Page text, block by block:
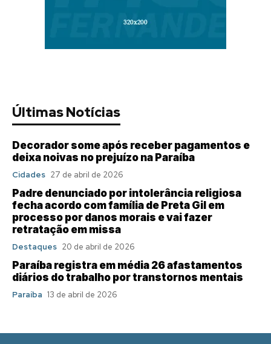
Últimas Notícias
Decorador some após receber pagamentos e
deixa noivas no prejuízo na Paraíba
Cidades 27 de abril de 2026
Padre denunciado por intolerância religiosa
fecha acordo com família de Preta Gil em
processo por danos morais e vai fazer
retratação em missa
Destaques 20 de abril de 2026
Paraíba registra em média 26 afastamentos
diários do trabalho por transtornos mentais
Paraíba 13 de abril de 2026